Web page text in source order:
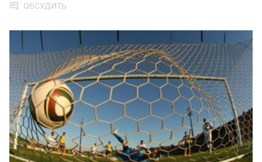
ОБСУДИТЬ